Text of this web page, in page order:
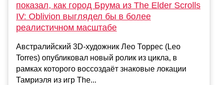
показал, как город Брума из The Elder Scrolls
IV: Oblivion выглядел бы в более
реалистичном масштабе
Австралийский 3D-художник Лео Торрес (Leo
Torres) опубликовал новый ролик из цикла, в
рамках которого воссоздаёт знаковые локации
Тамриэля из игр The...